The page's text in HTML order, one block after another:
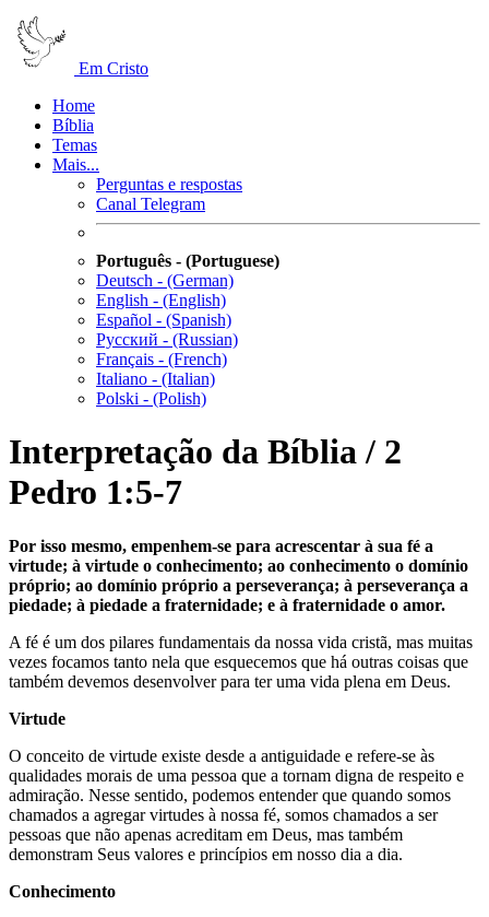
Em Cristo
Home
Bíblia
Temas
Mais...
Perguntas e respostas
Canal Telegram
Português - (Portuguese)
Deutsch - (German)
English - (English)
Español - (Spanish)
Русский - (Russian)
Français - (French)
Italiano - (Italian)
Polski - (Polish)
Interpretação da Bíblia / 2
Pedro 1:5-7
Por isso mesmo, empenhem-se para acrescentar à sua fé a
virtude; à virtude o conhecimento; ao conhecimento o domínio
próprio; ao domínio próprio a perseverança; à perseverança a
piedade; à piedade a fraternidade; e à fraternidade o amor.
A fé é um dos pilares fundamentais da nossa vida cristã, mas muitas
vezes focamos tanto nela que esquecemos que há outras coisas que
também devemos desenvolver para ter uma vida plena em Deus.
Virtude
O conceito de virtude existe desde a antiguidade e refere-se às
qualidades morais de uma pessoa que a tornam digna de respeito e
admiração. Nesse sentido, podemos entender que quando somos
chamados a agregar virtudes à nossa fé, somos chamados a ser
pessoas que não apenas acreditam em Deus, mas também
demonstram Seus valores e princípios em nosso dia a dia.
Conhecimento